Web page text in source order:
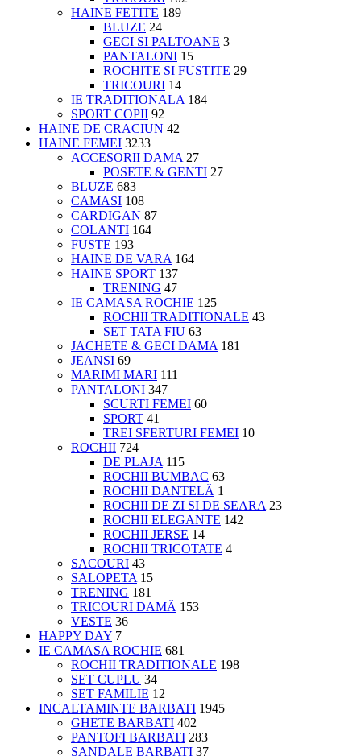
HAINE FETITE 189
BLUZE 24
GECI SI PALTOANE 3
PANTALONI 15
ROCHITE SI FUSTITE 29
TRICOURI 14
IE TRADITIONALA 184
SPORT COPII 92
HAINE DE CRACIUN 42
HAINE FEMEI 3233
ACCESORII DAMA 27
POSETE & GENTI 27
BLUZE 683
CAMASI 108
CARDIGAN 87
COLANTI 164
FUSTE 193
HAINE DE VARA 164
HAINE SPORT 137
TRENING 47
IE CAMASA ROCHIE 125
ROCHII TRADITIONALE 43
SET TATA FIU 63
JACHETE & GECI DAMA 181
JEANSI 69
MARIMI MARI 111
PANTALONI 347
SCURTI FEMEI 60
SPORT 41
TREI SFERTURI FEMEI 10
ROCHII 724
DE PLAJA 115
ROCHII BUMBAC 63
ROCHII DANTELĂ 1
ROCHII DE ZI SI DE SEARA 23
ROCHII ELEGANTE 142
ROCHII JERSE 14
ROCHII TRICOTATE 4
SACOURI 43
SALOPETA 15
TRENING 181
TRICOURI DAMĂ 153
VESTE 36
HAPPY DAY 7
IE CAMASA ROCHIE 681
ROCHII TRADITIONALE 198
SET CUPLU 34
SET FAMILIE 12
INCALTAMINTE BARBATI 1945
GHETE BARBATI 402
PANTOFI BARBATI 283
SANDALE BARBATI 37